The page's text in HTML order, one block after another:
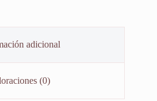
adicional
(0)